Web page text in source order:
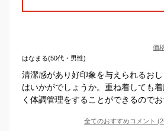
価
はなまる(50代・男性)
清潔感があり好印象を与えられるお
はいかがでしょうか。重ね着しても
く体調管理をすることができるのでお
全てのおすすめコメント (2